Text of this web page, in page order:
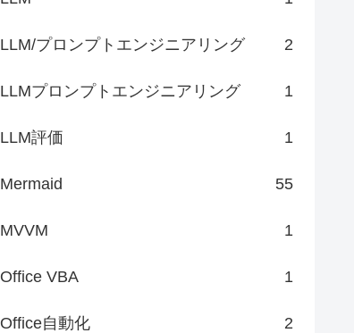
LLM/プロンプトエンジニアリング 2
LLMプロンプトエンジニアリング 1
LLM評価 1
Mermaid 55
MVVM 1
Office VBA 1
Office自動化 2